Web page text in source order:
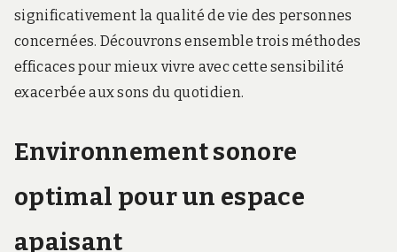
significativement la qualité de vie des personnes
concernées. Découvrons ensemble trois méthodes
efficaces pour mieux vivre avec cette sensibilité
exacerbée aux sons du quotidien.
Environnement sonore
optimal pour un espace
apaisant